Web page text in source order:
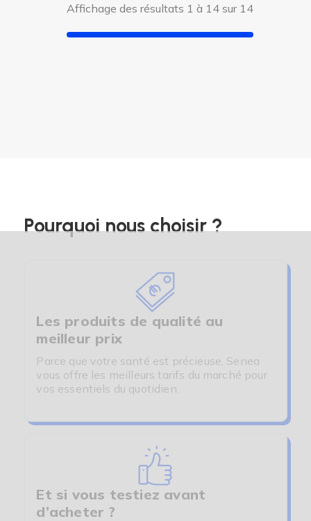
Affichage des résultats 1 à 14 sur 14
Pourquoi nous choisir ?
Les produits de qualité au
meilleur prix
Parce que votre santé est précieuse, Senea
vous offre les meilleurs tarifs du marché pour
vos essentiels du quotidien.
Et si vous testiez avant
d’acheter ?